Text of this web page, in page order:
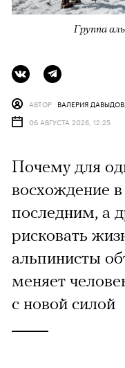
Группа
АВТОР ВАЛЕРИЯ
06 АВГУСТА 2026, 12:25
Почему для
восхождение
последним, а
рисковать
альпинисты
меняет
с новой силой